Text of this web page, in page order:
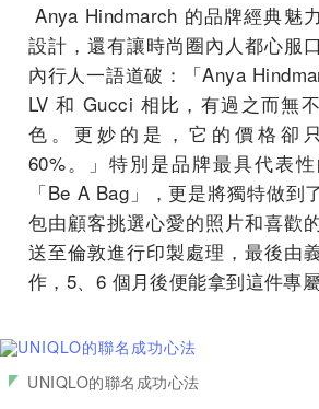
Anya Hindmarch 的品牌經典魅
設計，還有讓時尚圈內人都心服
內行人一語道破：「Anya
LV 和 Gucci 相比，有過之而無
色。更妙的是，它的價格卻
60%。」特別是品牌最具代表
「Be A Bag」，更是將獨特做到
包由顧客挑選心愛的照片和喜歡
送至倫敦進行印製處理，最後由
作，5、6 個月後便能拿到這件專
UNIQLO的聯名成功心法